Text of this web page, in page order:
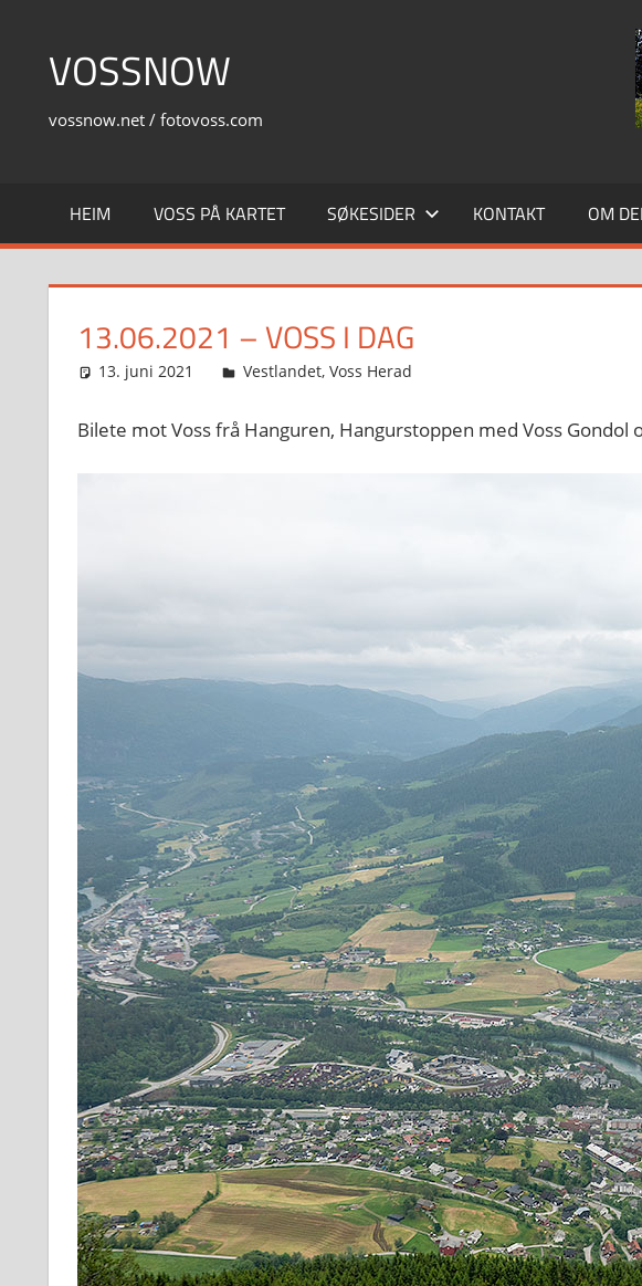
contentVOSSNOW
vossnow.net / fotovoss.com
HEIM VOSS PÅ KARTET SØKESIDER KONTAKT OM
13.06.2021 – VOSS I DAG
13. juni 2021 Svein
Vestlandet, Voss Herad
Bilete mot Voss frå Hanguren, Hangurstoppen med Voss Gondol